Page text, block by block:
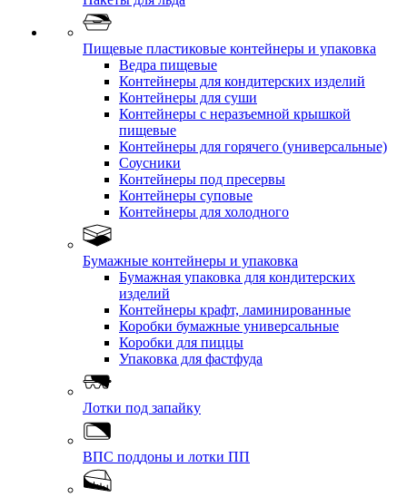
Пищевые пластиковые контейнеры и упаковка
Ведра пищевые
Контейнеры для кондитерских изделий
Контейнеры для суши
Контейнеры с неразъемной крышкой
пищевые
Контейнеры для горячего (универсальные)
Соусники
Контейнеры под пресервы
Контейнеры суповые
Контейнеры для холодного
Бумажные контейнеры и упаковка
Бумажная упаковка для кондитерских
изделий
Контейнеры крафт, ламинированные
Коробки бумажные универсальные
Коробки для пиццы
Упаковка для фастфуда
Лотки под запайку
ВПС поддоны и лотки ПП